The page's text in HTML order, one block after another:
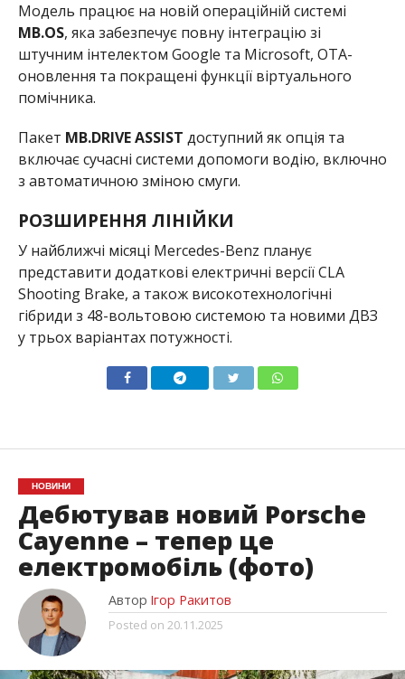
Модель працює на новій операційній системі
MB.OS, яка забезпечує повну інтеграцію зі
штучним інтелектом Google та Microsoft, OTA-
оновлення та покращені функції віртуального
помічника.
Пакет MB.DRIVE ASSIST доступний як опція та
включає сучасні системи допомоги водію, включно
з автоматичною зміною смуги.
РОЗШИРЕННЯ ЛІНІЙКИ
У найближчі місяці Mercedes-Benz планує
представити додаткові електричні версії CLA
Shooting Brake, а також високотехнологічні
гібриди з 48-вольтовою системою та новими ДВЗ
у трьох варіантах потужності.
НОВИНИ
Дебютував новий Porsche
Cayenne – тепер це
електромобіль (фото)
Автор Ігор Ракитов
Posted on 20.11.2025